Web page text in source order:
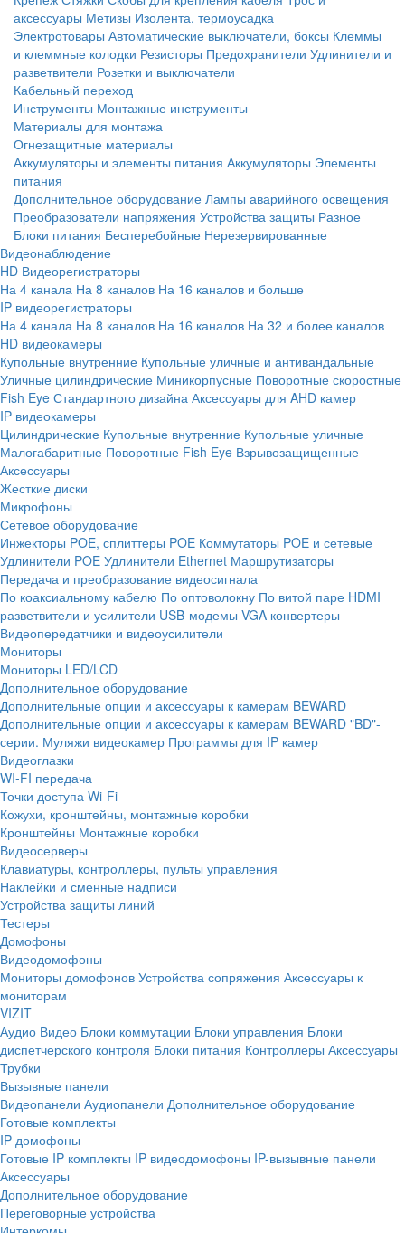
аксессуары Метизы Изолента, термоусадка
Электротовары Автоматические выключатели, боксы Клеммы
и клеммные колодки Резисторы Предохранители Удлинители и
разветвители Розетки и выключатели
Кабельный переход
Инструменты Монтажные инструменты
Материалы для монтажа
Огнезащитные материалы
Аккумуляторы и элементы питания Аккумуляторы Элементы
питания
Дополнительное оборудование Лампы аварийного освещения
Преобразователи напряжения Устройства защиты Разное
Блоки питания Бесперебойные Нерезервированные
Видеонаблюдение
HD Видеорегистраторы
На 4 канала На 8 каналов На 16 каналов и больше
IP видеорегистраторы
На 4 канала На 8 каналов На 16 каналов На 32 и более каналов
HD видеокамеры
Купольные внутренние Купольные уличные и антивандальные
Уличные цилиндрические Миникорпусные Поворотные скоростные
Fish Eye Стандартного дизайна Аксессуары для AHD камер
IP видеокамеры
Цилиндрические Купольные внутренние Купольные уличные
Малогабаритные Поворотные Fish Eye Взрывозащищенные
Аксессуары
Жесткие диски
Микрофоны
Сетевое оборудование
Инжекторы POE, сплиттеры POE Коммутаторы POE и сетевые
Удлинители POE Удлинители Ethernet Маршрутизаторы
Передача и преобразование видеосигнала
По коаксиальному кабелю По оптоволокну По витой паре HDMI
разветвители и усилители USB-модемы VGA конвертеры
Видеопередатчики и видеоусилители
Мониторы
Мониторы LED/LCD
Дополнительное оборудование
Дополнительные опции и аксессуары к камерам BEWARD
Дополнительные опции и аксессуары к камерам BEWARD "BD"-
серии. Муляжи видеокамер Программы для IP камер
Видеоглазки
WI-FI передача
Точки доступа Wi-Fi
Кожухи, кронштейны, монтажные коробки
Кронштейны Монтажные коробки
Видеосерверы
Клавиатуры, контроллеры, пульты управления
Наклейки и сменные надписи
Устройства защиты линий
Тестеры
Домофоны
Видеодомофоны
Мониторы домофонов Устройства сопряжения Аксессуары к
мониторам
VIZIT
Аудио Видео Блоки коммутации Блоки управления Блоки
диспетчерского контроля Блоки питания Контроллеры Аксессуары
Трубки
Вызывные панели
Видеопанели Аудиопанели Дополнительное оборудование
Готовые комплекты
IP домофоны
Готовые IP комплекты IP видеодомофоны IP-вызывные панели
Аксессуары
Дополнительное оборудование
Переговорные устройства